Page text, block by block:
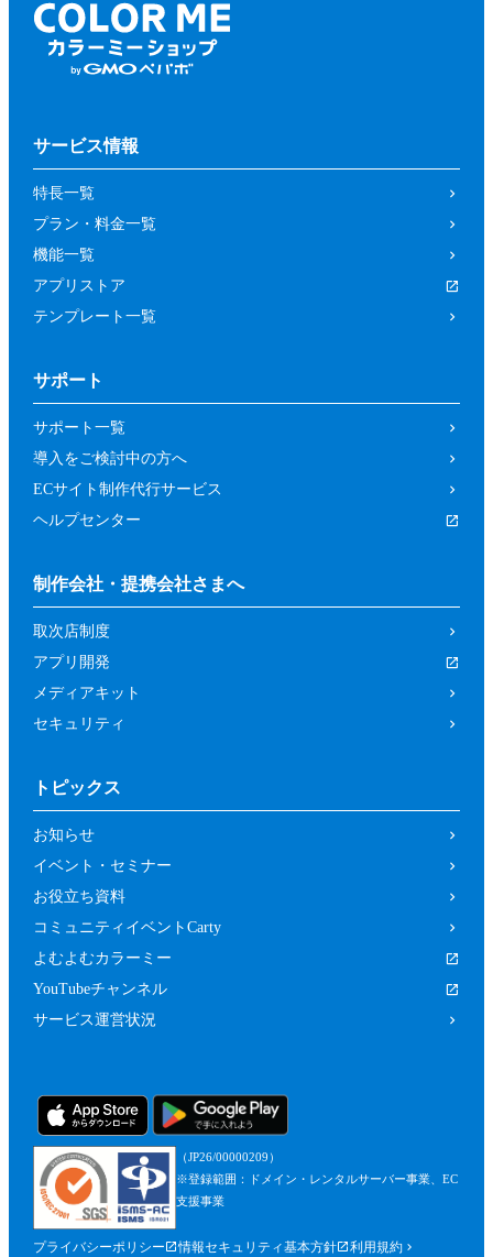
サービス情報
特長一覧
プラン・料金一覧
機能一覧
アプリストア
テンプレート一覧
サポート
サポート一覧
導入をご検討中の方へ
ECサイト制作代行サービス
ヘルプセンター
制作会社・提携会社さまへ
取次店制度
アプリ開発
メディアキット
セキュリティ
トピックス
お知らせ
イベント・セミナー
お役立ち資料
コミュニティイベントCarty
よむよむカラーミー
YouTubeチャンネル
サービス運営状況
（JP26/00000209）
※登録範囲：ドメイン・レンタルサーバー事業、EC
支援事業
プライバシーポリシー 情報セキュリティ基本方針
利用規約